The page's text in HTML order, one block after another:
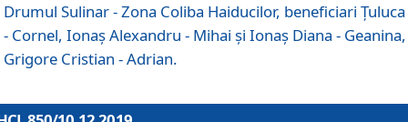
Drumul Sulinar - Zona Coliba Haiducilor, beneficiari
- Cornel, Ionaş Alexandru - Mihai şi Ionaş Diana - Geanina,
Grigore Cristian - Adrian.